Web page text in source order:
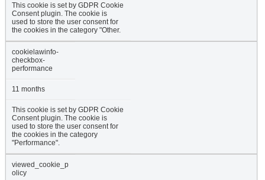
This cookie is set by GDPR Cookie
Consent plugin. The cookie is
used to store the user consent for
the cookies in the category "Other.
cookielawinfo-
checkbox-
performance
11 months
This cookie is set by GDPR Cookie
Consent plugin. The cookie is
used to store the user consent for
the cookies in the category
"Performance".
viewed_cookie_p
olicy